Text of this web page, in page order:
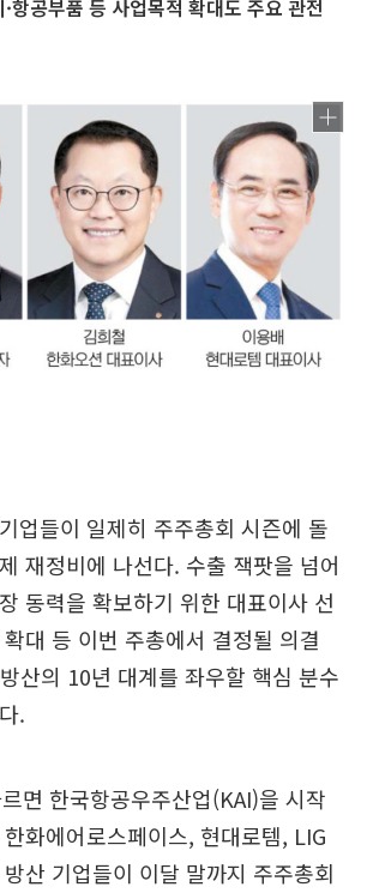
항공부품 등 사업목적 확대도 주요 관전
업들이 일제히 주주총회 시즌에 돌
재정비에 나선다. 수출 잭팟을 넘어
동력을 확보하기 위한 대표이사 선
대 등 이번 주총에서 결정될 의결
산의 10년 대계를 좌우할 핵심 분수
.
면 한국항공우주산업(KAI)을 시작
화에어로스페이스, 현대로템, LIG
산 기업들이 이달 말까지 주주총회